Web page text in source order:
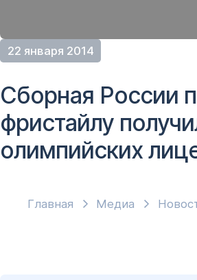
22 января 2014
Главная Медиа
Сборная России
фристайлу
олимпийских